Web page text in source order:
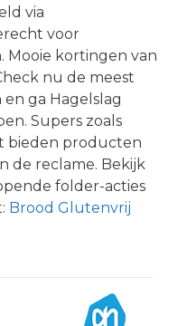
via
voor
Mooie kortingen van
nu de meest
ga Hagelslag
Supers zoals
bieden producten
de reclame. Bekijk
folder-acties
Brood Glutenvrij